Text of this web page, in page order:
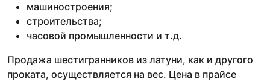
машиностроения;
строительства;
часовой промышленности и т.д.
Продажа шестигранников из латуни, как и другого
проката, осуществляется на вес. Цена в прайсе